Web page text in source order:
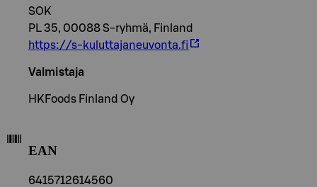
SOK
PL 35, 00088 S-ryhmä, Finland
https://s-kuluttajaneuvonta.fi
Valmistaja
HKFoods Finland Oy
EAN
6415712614560